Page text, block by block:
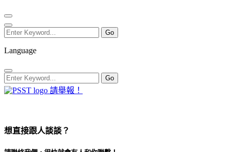
Language
請舉報！
想直接跟人談談？